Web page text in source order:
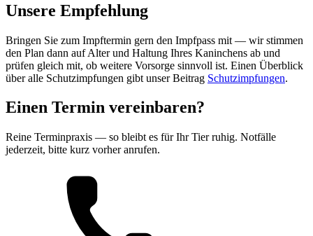
Unsere Empfehlung
Bringen Sie zum Impftermin gern den Impfpass mit — wir stimmen
den Plan dann auf Alter und Haltung Ihres Kaninchens ab und
prüfen gleich mit, ob weitere Vorsorge sinnvoll ist. Einen Überblick
über alle Schutzimpfungen gibt unser Beitrag Schutzimpfungen.
Einen Termin vereinbaren?
Reine Terminpraxis — so bleibt es für Ihr Tier ruhig. Notfälle
jederzeit, bitte kurz vorher anrufen.